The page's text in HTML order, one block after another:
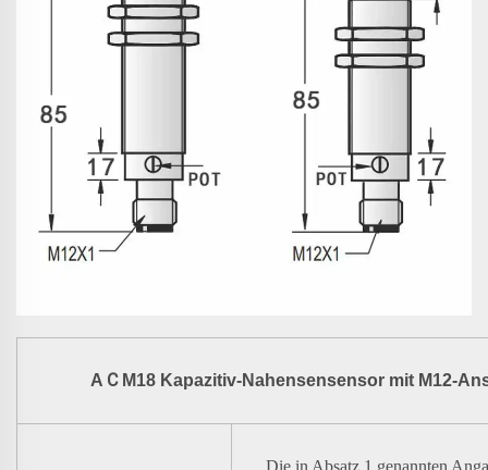
A C M18 Kapazitiv-Nahensensensor mit M12-
Die in Absatz 1 genannten